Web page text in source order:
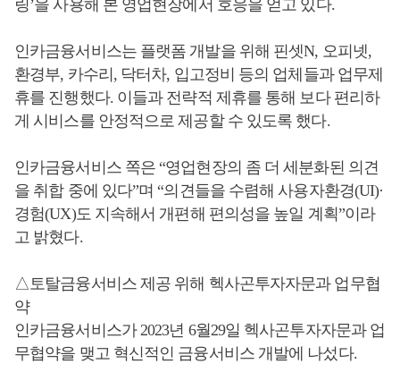
링’을 사용해 본 영업현장에서 호응을 얻고 있다.
인카금융서비스는 플랫폼 개발을 위해 핀셋N, 오피넷,
환경부, 카수리, 닥터차, 입고정비 등의 업체들과 업무제
휴를 진행했다. 이들과 전략적 제휴를 통해 보다 편리하
게 시비스를 안정적으로 제공할 수 있도록 했다.
인카금융서비스 쪽은 “영업현장의 좀 더 세분화된 의견
을 취합 중에 있다”며 “의견들을 수렴해 사용자환경(UI)·
경험(UX)도 지속해서 개편해 편의성을 높일 계획”이라
고 밝혔다.
△토탈금융서비스 제공 위해 헥사곤투자자문과 업무협
약
인카금융서비스가 2023년 6월29일 헥사곤투자자문과 업
무협약을 맺고 혁신적인 금융서비스 개발에 나섰다.